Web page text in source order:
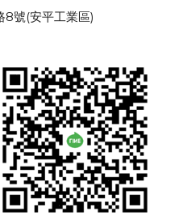
8號(安平工業區)